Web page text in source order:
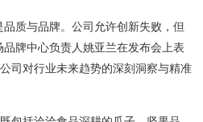
质与品牌。公司允许创新失败，但
牌中心负责人姚亚兰在发布会上表
司对行业未来趋势的深刻洞察与精准